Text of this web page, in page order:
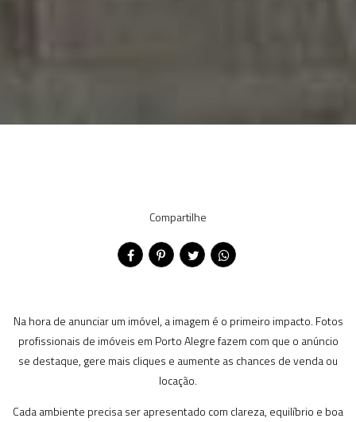
Compartilhe
Na hora de anunciar um imóvel, a imagem é o primeiro impacto. Fotos
profissionais de imóveis em Porto Alegre fazem com que o anúncio
se destaque, gere mais cliques e aumente as chances de venda ou
locação.
Cada ambiente precisa ser apresentado com clareza, equilíbrio e boa